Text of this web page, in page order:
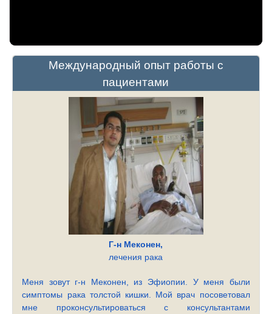
Международный опыт работы с
пациентами
Г-н Меконен,
лечения рака
Меня зовут г-н Меконен, из Эфиопии. У меня были
симптомы рака толстой кишки. Мой врач посоветовал
мне проконсультироваться с консультантами